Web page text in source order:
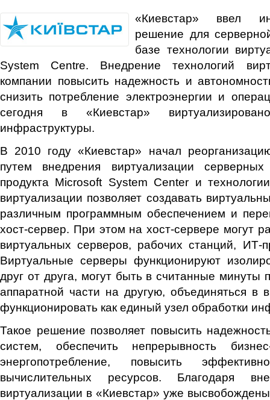
«Киевстар» ввел
решение для
базе технологии
System Centre. Внедрение технологий
компании повысить надежность и
снизить потребление электроэнергии и
сегодня в «Киевстар»
инфраструктуры.
В 2010 году «Киевстар» начал
путем внедрения виртуализации
продукта Microsoft System Center и
виртуализации позволяет создавать
различным программным обеспечением и
хост-сервер. При этом на хост-сервере могут
виртуальных серверов, рабочих станций, ИТ-
Виртуальные серверы функционируют
друг от друга, могут быть в считанные
аппаратной части на другую, объединяться в
функционировать как единый узел обработки
Такое решение позволяет повысить
систем, обеспечить непрерывность
энергопотребление, повысить
вычислительных ресурсов. Благодаря
виртуализации в «Киевстар» уже